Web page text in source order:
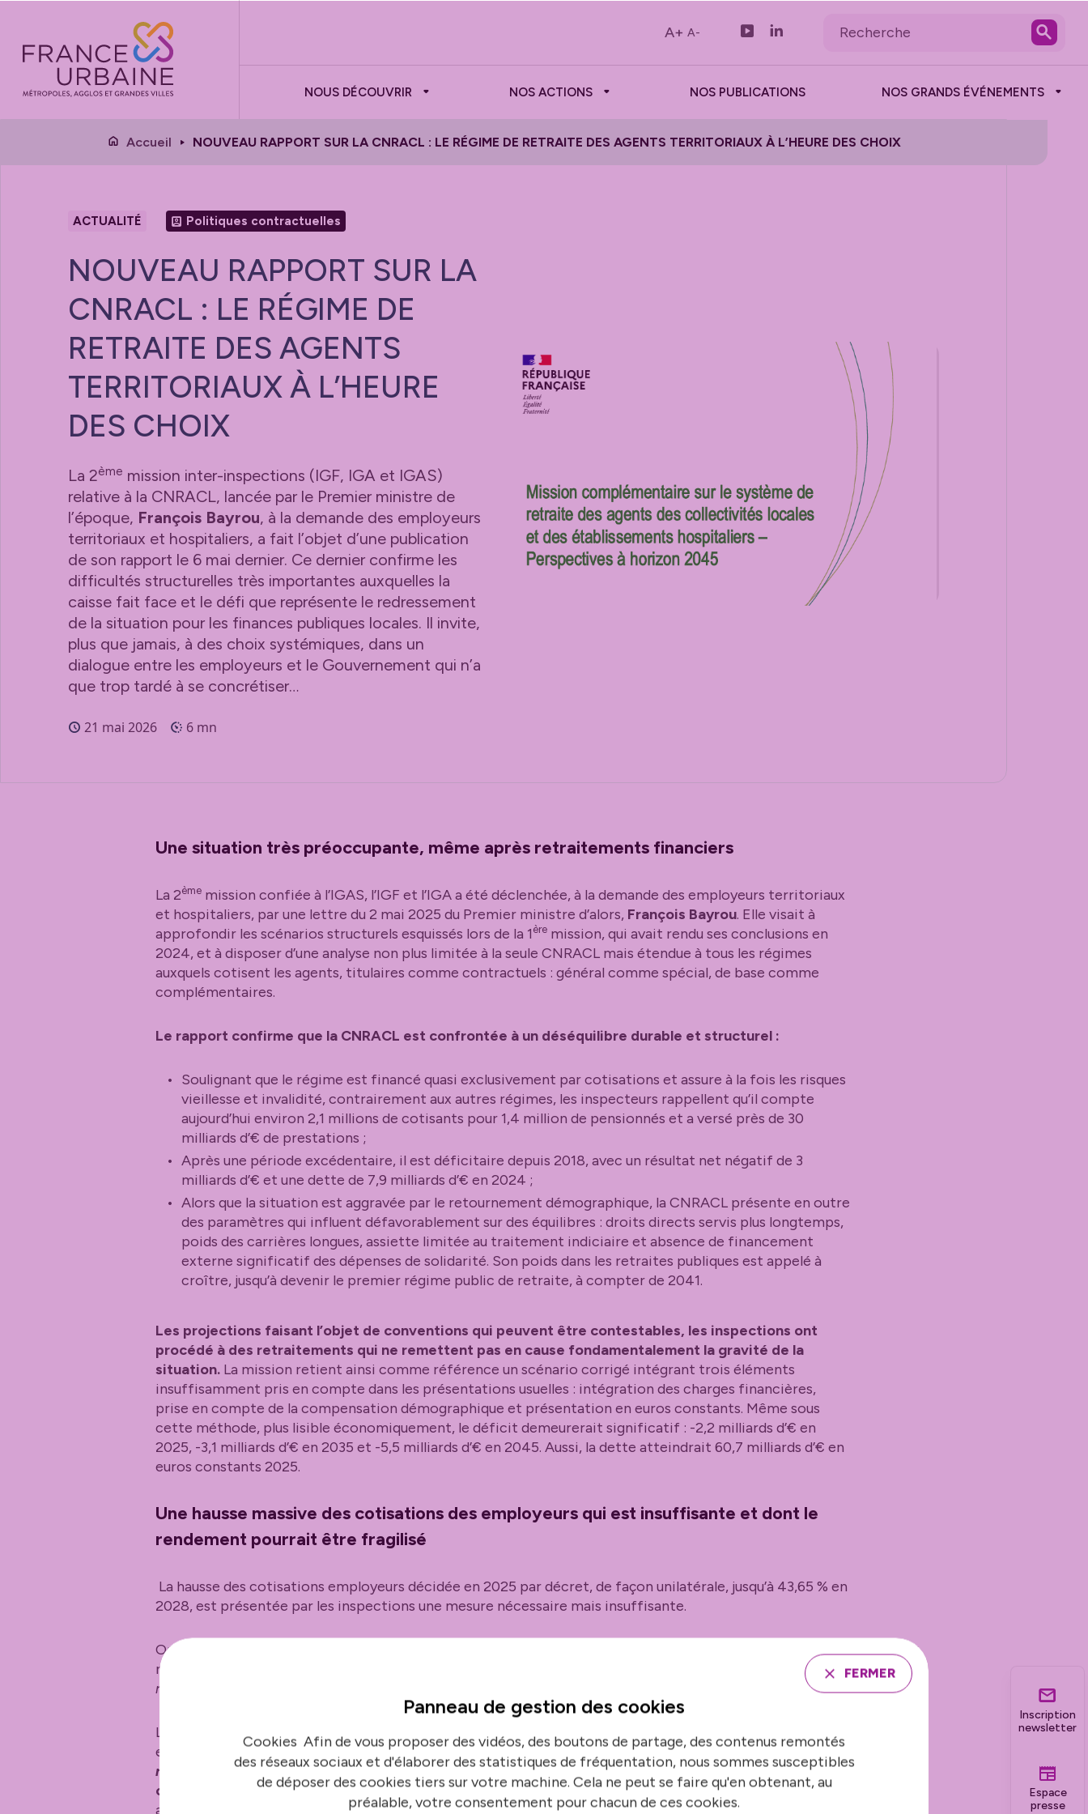
A+ A-
NOUS DÉCOUVRIR NOS ACTIONS NOS PUBLICATIONS NOS GRANDS ÉVÉNEMENTS
Inscription
newsletter
Espace
presse
Accueil NOUVEAU RAPPORT SUR LA CNRACL : LE RÉGIME DE RETRAITE DES AGENTS TERRITORIAUX À L’HEURE DES CHOIX
ACTUALITÉ Politiques contractuelles
NOUVEAU RAPPORT SUR LA
CNRACL : LE RÉGIME DE
RETRAITE DES AGENTS
TERRITORIAUX À L’HEURE
DES CHOIX
La 2ème mission inter-inspections (IGF, IGA et IGAS)
relative à la CNRACL, lancée par le Premier ministre de
l’époque, François Bayrou, à la demande des employeurs
territoriaux et hospitaliers, a fait l’objet d’une publication
de son rapport le 6 mai dernier. Ce dernier confirme les
difficultés structurelles très importantes auxquelles la
caisse fait face et le défi que représente le redressement
de la situation pour les finances publiques locales. Il invite,
plus que jamais, à des choix systémiques, dans un
dialogue entre les employeurs et le Gouvernement qui n’a
que trop tardé à se concrétiser…
21 mai 2026 6 mn
Une situation très préoccupante, même après retraitements financiers
La 2ème mission confiée à l’IGAS, l’IGF et l’IGA a été déclenchée, à la demande des employeurs territoriaux
et hospitaliers, par une lettre du 2 mai 2025 du Premier ministre d’alors, François Bayrou. Elle visait à
approfondir les scénarios structurels esquissés lors de la 1ère mission, qui avait rendu ses conclusions en
2024, et à disposer d’une analyse non plus limitée à la seule CNRACL mais étendue à tous les régimes
auxquels cotisent les agents, titulaires comme contractuels : général comme spécial, de base comme
complémentaires.
Le rapport confirme que la CNRACL est confrontée à un déséquilibre durable et structurel :
Soulignant que le régime est financé quasi exclusivement par cotisations et assure à la fois les risques
vieillesse et invalidité, contrairement aux autres régimes, les inspecteurs rappellent qu’il compte
aujourd’hui environ 2,1 millions de cotisants pour 1,4 million de pensionnés et a versé près de 30
milliards d’€ de prestations ;
Après une période excédentaire, il est déficitaire depuis 2018, avec un résultat net négatif de 3
milliards d’€ et une dette de 7,9 milliards d’€ en 2024 ;
Alors que la situation est aggravée par le retournement démographique, la CNRACL présente en outre
des paramètres qui influent défavorablement sur des équilibres : droits directs servis plus longtemps,
poids des carrières longues, assiette limitée au traitement indiciaire et absence de financement
externe significatif des dépenses de solidarité. Son poids dans les retraites publiques est appelé à
croître, jusqu’à devenir le premier régime public de retraite, à compter de 2041.
Les projections faisant l’objet de conventions qui peuvent être contestables, les inspections ont
procédé à des retraitements qui ne remettent pas en cause fondamentalement la gravité de la
situation. La mission retient ainsi comme référence un scénario corrigé intégrant trois éléments
insuffisamment pris en compte dans les présentations usuelles : intégration des charges financières,
prise en compte de la compensation démographique et présentation en euros constants. Même sous
cette méthode, plus lisible économiquement, le déficit demeurerait significatif : -2,2 milliards d’€ en
2025, -3,1 milliards d’€ en 2035 et -5,5 milliards d’€ en 2045. Aussi, la dette atteindrait 60,7 milliards d’€ en
euros constants 2025.
Une hausse massive des cotisations des employeurs qui est insuffisante et dont le
rendement pourrait être fragilisé
La hausse des cotisations employeurs décidée en 2025 par décret, de façon unilatérale, jusqu’à 43,65 % en
2028, est présentée par les inspections une mesure nécessaire mais insuffisante.
On rappellera toutefois que les inspections étaient liées par un postulat de la lettre de mission du Premier
ministre selon lequel «
n’a pas vocation à être
remise en cause
Les inspecteurs précisent que cette hausse pourrait générer 7,2 milliards d’€ de recettes par an, soit
environ
60 % de l’effort requis ,sous réserve qu’elle ne modifie pas les comportements d’emploi ou de
rémunération. Or la mission, sans pouvoir encore à ce stade objectiver ce risque, alerte sur le fait que
ce rendement est fragile : elle estime que la hausse du coût des titulaires pourrait à terme renforcer les
arbitrages en faveur des contractuels, de l’externalisation ou de l’intérim.
FERMER
Panneau de gestion des cookies
Cookies Afin de vous proposer des vidéos, des boutons de partage, des contenus remontés
des réseaux sociaux et d'élaborer des statistiques de fréquentation, nous sommes susceptibles
de déposer des cookies tiers sur votre machine. Cela ne peut se faire qu'en obtenant, au
préalable, votre consentement pour chacun de ces cookies.